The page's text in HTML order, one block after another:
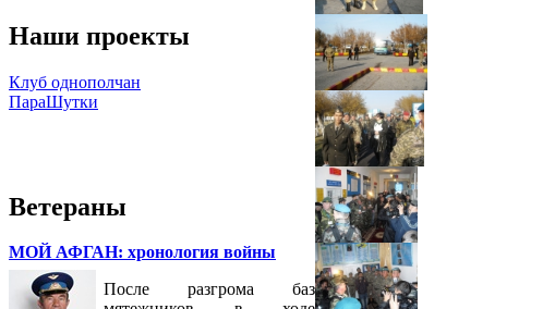
Наши проекты
Клуб однополчан
ПараШутки
Ветераны
МОЙ АФГАН: хронология войны
После разгрома баз